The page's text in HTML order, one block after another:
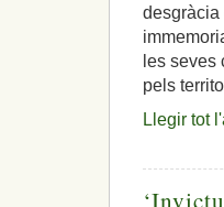
desgràcia
les
pels
Llegir tot